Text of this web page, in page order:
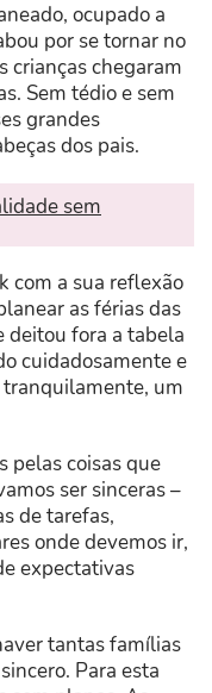
ocupado a
por se tornar no
crianças chegaram
Sem tédio e sem
grandes
dos pais.
sem
com a sua reflexão
as férias das
deitou fora a tabela
cuidadosamente e
um
pelas coisas que
ser sinceras –
de tarefas,
onde devemos ir,
expectativas
tantas famílias
Para esta